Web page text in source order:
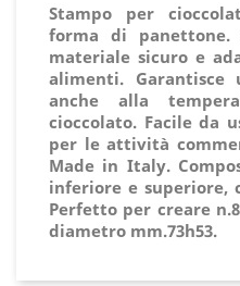
Stampo per
forma di panettone.
materiale sicuro e
alimenti.
anche alla
cioccolato. Facile da
per le attività
Made in Italy.
inferiore e
Perfetto per creare
diametro mm.73h53.